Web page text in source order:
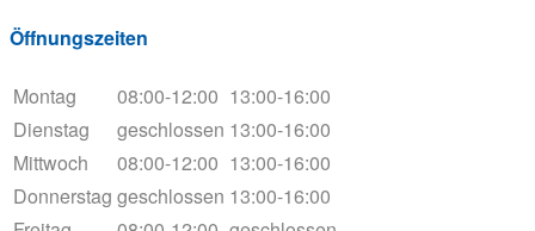
Öffnungszeiten
Montag 08:00-12:00 13:00-16:00
Dienstag
geschlossen 13:00-16:00
Mittwoch
08:00-12:00 13:00-16:00
Donnerstag geschlossen 13:00-16:00